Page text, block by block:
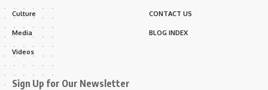
Culture
Media
Videos
CONTACT US
BLOG INDEX
Sign Up for Our Newsletter